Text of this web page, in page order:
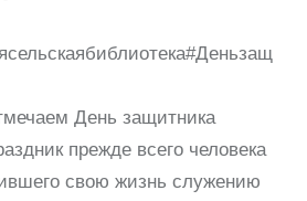
День защитника
прежде всего человека
свою жизнь служению